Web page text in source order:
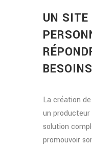
UN SITE
La création
un producteur
solution
promouvoir